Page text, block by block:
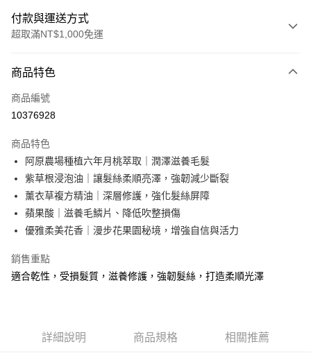
付款與運送方式
超取滿NT$1,000免運
信用卡一次付款
LINE Pay
街口支付
悠遊付
全盈+PAY
大哥付你分期
相關說明
1.本服務由台灣大哥大提供，台灣大哥大用戶可立即使用無須另外申請。
3.實際核准額度、可分期數及費用金額請依後續交易確認頁面所載為準。
4.訂單成立30分鐘內，如未前往確認交易或遇審核未通過，訂單將自動取
AFTEE先享後付
便利好安心！
商品特色
商品編號
10376928
商品特色
阿原農場種植六年月桃萃取｜潤澤滋養毛髮
紫草根浸泡油｜讓髮絲柔順亮澤，強韌減少斷裂
薰衣草複方精油｜深層修護，強化髮絲屏障
蘋果酸｜滋養毛鱗片、降低吹整損傷
優雅柔美花香｜漫步花果園秘境，增強自信與活力
銷售重點
適合乾性，受損髮質，滋養修護，強韌髮絲，打造柔順光澤
詳細說明 商品規格 相關推薦